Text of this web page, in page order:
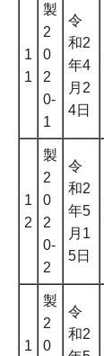
1
1
製
2
0
2
0-
1
令
和2
年4
月2
4日
1
2
製
2
0
2
0-
2
令
和2
年5
月1
5日
1
製
2
0
令
和2